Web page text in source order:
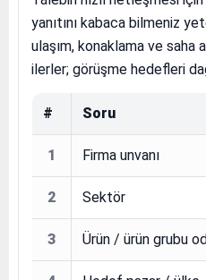
yanıtını kabaca bilmeniz
ulaşım, konaklama ve saha
ilerler; görüşme hedefleri
# Soru
1 Firma unvanı
2 Sektör
3 Ürün / ürün grubu